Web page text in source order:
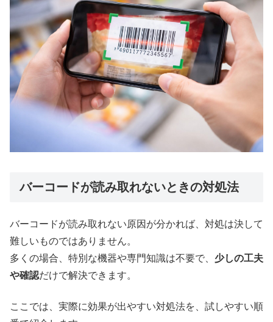
バーコードが読み取れないときの対処法
バーコードが読み取れない原因が分かれば、対処は決して
難しいものではありません。
多くの場合、特別な機器や専門知識は不要で、 少しの工夫
や確認だけで解決できます。
ここでは、実際に効果が出やすい対処法を、試しやすい順